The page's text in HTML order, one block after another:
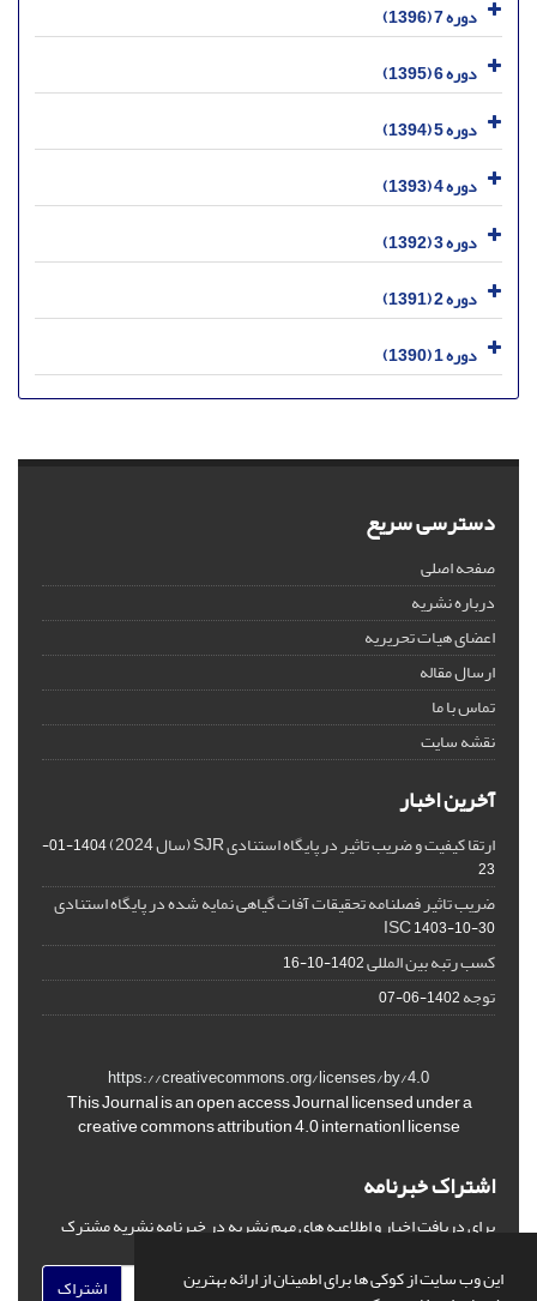
این وب سایت از کوکی ها برای اطمینان از ارائه بهترین
دوره 7 (1396)
دوره 6 (1395)
دوره 5 (1394)
دوره 4 (1393)
دوره 3 (1392)
دوره 2 (1391)
دوره 1 (1390)
دسترسی سریع
صفحه اصلی
درباره نشریه
اعضای هیات تحریریه
ارسال مقاله
تماس با ما
نقشه سایت
آخرین اخبار
ارتقا کیفیت و ضریب تاثیر در پایگاه استنادی SJR (سال 2024)
1404-01-
23
ضریب تاثیر فصلنامه تحقیقات آفات گیاهی نمایه شده در پایگاه استنادی
ISC1403-10-30
کسب رتبه بین المللی1402-10-16
توجه1402-06-07
https://creativecommons.org/licenses/by/4.0
This Journal is an open access Journal licensed under a
creative commons attribution 4.0 internationl license
اشتراک خبرنامه
برای دریافت اخبار و اطلاعیه های مهم نشریه در خبرنامه نشریه مشترک
اشتراک